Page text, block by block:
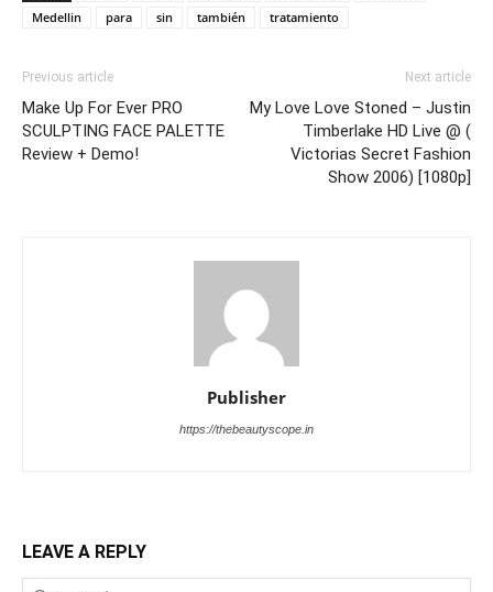
Medellin
para sin también tratamiento
Previous article
Make Up For Ever PRO
SCULPTING FACE PALETTE
Review + Demo!
Next article
My Love Love Stoned – Justin
Timberlake HD Live @ (
Victorias Secret Fashion
Show 2006) [1080p]
Publisher
https://thebeautyscope.in
LEAVE A REPLY